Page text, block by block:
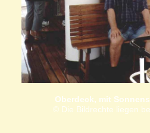
Oberdeck, mit
© Die Bildrechte liegen